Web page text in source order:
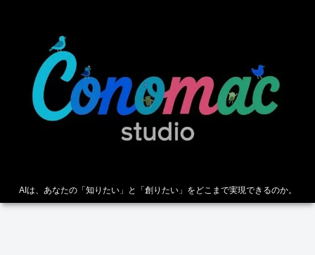
AIは、あなたの「知りたい」と「創りたい」をどこまで実現できるのか。